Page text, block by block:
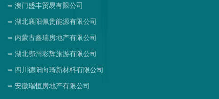
澳门盛丰贸易有限公司
湖北襄阳佩贵能源有限公司
内蒙古鑫瑞房地产有限公司
湖北鄂州彩辉旅游有限公司
四川德阳向琦新材料有限公司
安徽瑞恒房地产有限公司